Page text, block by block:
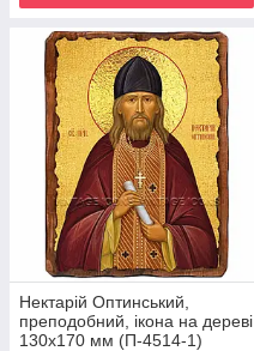
Нектарій Оптинський,
преподобний, ікона на дереві
130х170 мм (П-4514-1)